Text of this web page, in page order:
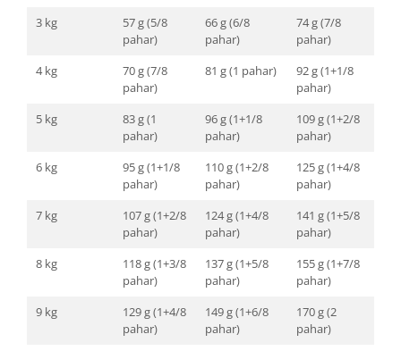
3 kg
57 g (5/8
pahar)
66 g (6/8
pahar)
74 g (7/8
pahar)
4 kg
70 g (7/8
pahar)
81 g (1 pahar)
92 g (1+1/8
pahar)
5 kg
83 g (1
pahar)
96 g (1+1/8
pahar)
109 g (1+2/8
pahar)
6 kg
95 g (1+1/8
pahar)
110 g (1+2/8
pahar)
125 g (1+4/8
pahar)
7 kg
107 g (1+2/8
pahar)
124 g (1+4/8
pahar)
141 g (1+5/8
pahar)
8 kg
118 g (1+3/8
pahar)
137 g (1+5/8
pahar)
155 g (1+7/8
pahar)
9 kg
129 g (1+4/8
pahar)
149 g (1+6/8
pahar)
170 g (2
pahar)